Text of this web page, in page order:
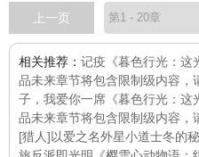
上一页
相关推荐： 记疫 《暮色行光：
品未来章节将包含限制级内容
子，我爱你一席 《暮色行光：
品未来章节将包含限制级内容
[猎人]以爱之名外星小道士冬的